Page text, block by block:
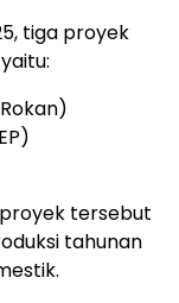
tiga proyek
tersebut
tahunan